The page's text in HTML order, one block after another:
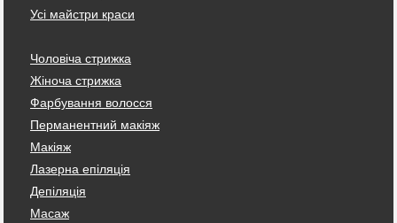
Усі майстри краси
Чоловіча стрижка
Жіноча стрижка
Фарбування волосся
Перманентний макіяж
Макіяж
Лазерна епіляція
Депіляція
Масаж